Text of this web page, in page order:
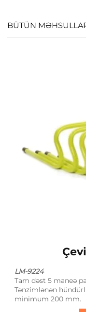
BÜTÜN
LM-9224
Tam dəst 5 maneə
Tənzimlənən
minimum 200 mm.